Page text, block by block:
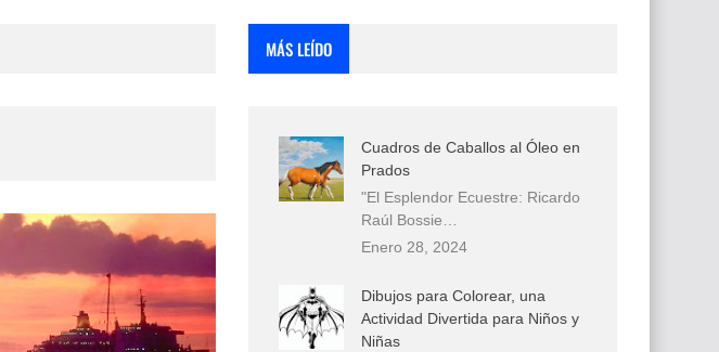
MÁS LEÍDO
Cuadros de Caballos al Óleo en
Prados
"El Esplendor Ecuestre: Ricardo
Raúl Bossie…
Enero 28, 2024
Dibujos para Colorear, una
Actividad Divertida para Niños y
Niñas